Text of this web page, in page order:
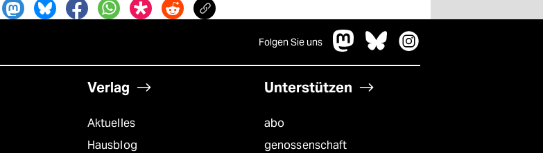
Folgen Sie uns
Verlag
Aktuelles
Hausblog
Unterstützen
abo
genossenschaft